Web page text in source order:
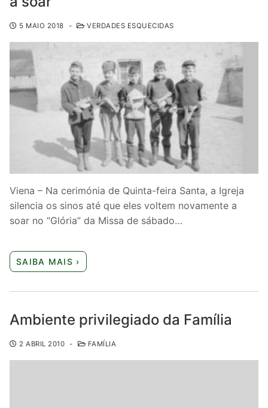
5 MAIO 2018 - VERDADES ESQUECIDAS
Viena – Na cerimónia de Quinta-feira Santa, a Igreja
silencia os sinos até que eles voltem novamente a
soar no “Glória” da Missa de sábado…
SAIBA MAIS ›
Ambiente privilegiado da Família
2 ABRIL 2010 - FAMÍLIA